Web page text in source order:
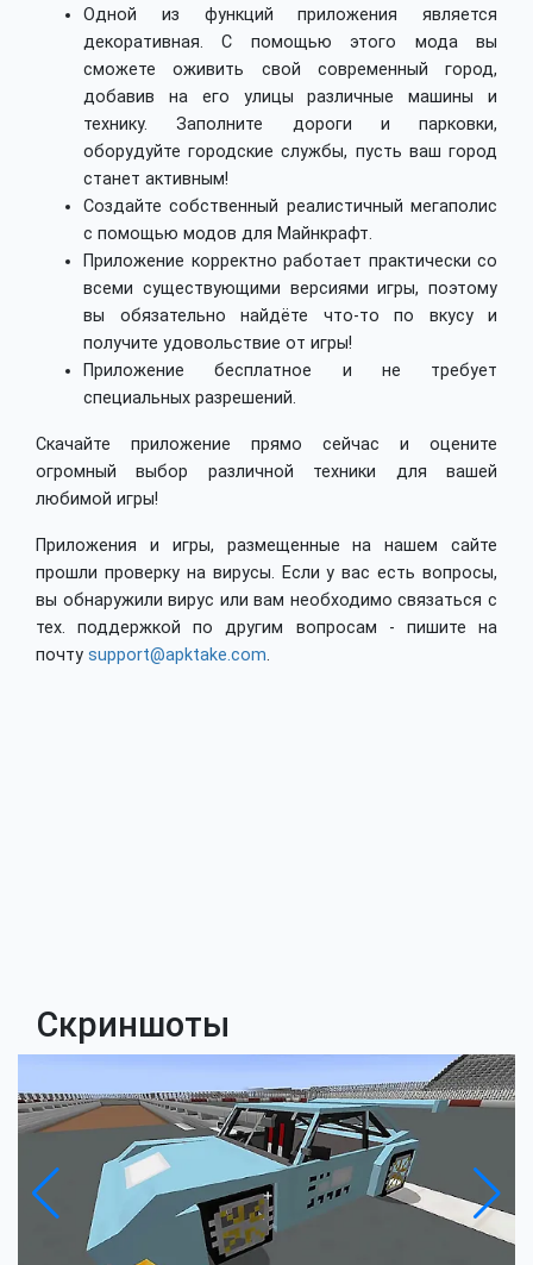
Одной из функций приложения является
декоративная. С помощью этого мода вы
сможете оживить свой современный город,
добавив на его улицы различные машины и
технику. Заполните дороги и парковки,
оборудуйте городские службы, пусть ваш город
станет активным!
Создайте собственный реалистичный мегаполис
с помощью модов для Майнкрафт.
Приложение корректно работает практически со
всеми существующими версиями игры, поэтому
вы обязательно найдёте что-то по вкусу и
получите удовольствие от игры!
Приложение бесплатное и не требует
специальных разрешений.
Скачайте приложение прямо сейчас и оцените
огромный выбор различной техники для вашей
любимой игры!
Приложения и игры, размещенные на нашем сайте
прошли проверку на вирусы. Если у вас есть вопросы,
вы обнаружили вирус или вам необходимо связаться с
тех. поддержкой по другим вопросам - пишите на
почту support@apktake.com.
Скриншоты